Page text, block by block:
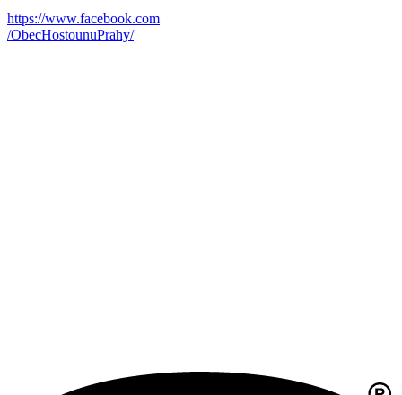
https://www.facebook.com
/ObecHostounuPrahy/